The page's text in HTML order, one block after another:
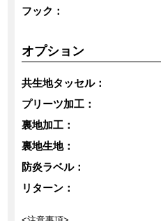
フック：
オプション
共生地タッセル：
プリーツ加工：
裏地加工：
裏地生地：
防炎ラベル：
リターン：